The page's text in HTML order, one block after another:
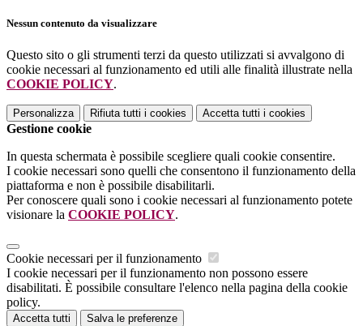
Nessun contenuto da visualizzare
Questo sito o gli strumenti terzi da questo utilizzati si avvalgono di
cookie necessari al funzionamento ed utili alle finalità illustrate nella
COOKIE POLICY.
Personalizza Rifiuta tutti i cookies Accetta tutti i cookies
Gestione cookie
In questa schermata è possibile scegliere quali cookie consentire.
I cookie necessari sono quelli che consentono il funzionamento della
piattaforma e non è possibile disabilitarli.
Per conoscere quali sono i cookie necessari al funzionamento potete
visionare la COOKIE POLICY.
Cookie necessari per il funzionamento
I cookie necessari per il funzionamento non possono essere
disabilitati. È possibile consultare l'elenco nella pagina della cookie
policy.
Accetta tutti Salva le preferenze